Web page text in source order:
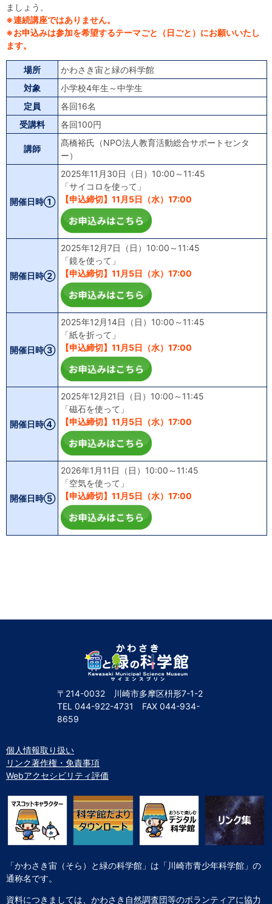
よくある質問
日本語
ましょう。
※連続講座ではありません。
※お申込みは参加を希望するテーマごと（日ごと）にお願いいたし
ます。
場所
かわさき宙と緑の科学館
対象
小学校4年生～中学生
定員
各回16名
受講料
各回100円
講師
髙橋裕氏（NPO法人教育活動総合サポートセンタ
ー）
開催日時①
2025年11月30日（日）10:00～11:45
「サイコロを使って」
【申込締切】11月5日（水）17:00
開催日時②
2025年12月7日（日）10:00～11:45
「鏡を使って」
【申込締切】11月5日（水）17:00
開催日時③
2025年12月14日（日）10:00～11:45
「紙を折って」
【申込締切】11月5日（水）17:00
開催日時④
2025年12月21日（日）10:00～11:45
「磁石を使って」
【申込締切】11月5日（水）17:00
開催日時⑤
2026年1月11日（日）10:00～11:45
「空気を使って」
【申込締切】11月5日（水）17:00
〒214-0032 川崎市多摩区枡形7-1-2
TEL 044-922-4731 FAX 044-934-
8659
個人情報取り扱い
リンク著作権・免責事項
Webアクセシビリティ評価
「かわさき宙（そら）と緑の科学館」は「川崎市青少年科学館」の
通称名です。
資料につきましては、かわさき自然調査団等のボランティアに協力